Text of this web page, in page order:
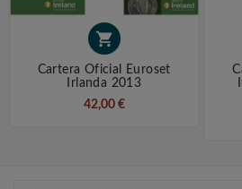

Cartera Oficial Euroset
Irlanda 2013
42,00 €